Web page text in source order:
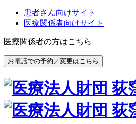
患者さん向けサイト
医療関係者向けサイト
医療関係者の方はこちら
お電話での予約／変更はこちら